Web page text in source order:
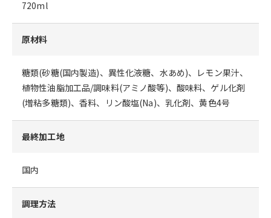
720ml
原材料
糖類(砂糖(国内製造)、異性化液糖、水あめ)、レモン果汁、
植物性油脂加工品/調味料(アミノ酸等)、酸味料、ゲル化剤
(増粘多糖類)、香料、リン酸塩(Na)、乳化剤、黄色4号
最終加工地
国内
調理方法